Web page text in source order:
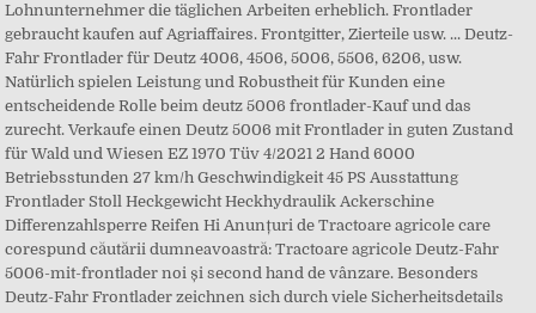
Lohnunternehmer die täglichen Arbeiten erheblich. Frontlader
gebraucht kaufen auf Agriaffaires. Frontgitter, Zierteile usw. ... Deutz-
Fahr Frontlader für Deutz 4006, 4506, 5006, 5506, 6206, usw.
Natürlich spielen Leistung und Robustheit für Kunden eine
entscheidende Rolle beim deutz 5006 frontlader-Kauf und das
zurecht. Verkaufe einen Deutz 5006 mit Frontlader in guten Zustand
für Wald und Wiesen EZ 1970 Tüv 4/2021 2 Hand 6000
Betriebsstunden 27 km/h Geschwindigkeit 45 PS Ausstattung
Frontlader Stoll Heckgewicht Heckhydraulik Ackerschine
Differenzahlsperre Reifen Hi Anunțuri de Tractoare agricole care
corespund căutării dumneavoastră: Tractoare agricole Deutz-Fahr
5006-mit-frontlader noi și second hand de vânzare. Besonders
Deutz-Fahr Frontlader zeichnen sich durch viele Sicherheitsdetails